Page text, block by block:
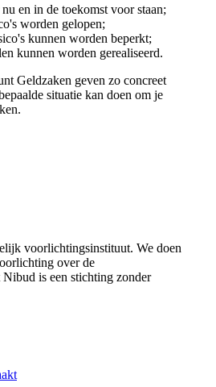
en in de toekomst voor staan;
worden gelopen;
kunnen worden beperkt;
kunnen worden gerealiseerd.
Geldzaken geven zo concreet
situatie kan doen om je
voorlichtingsinstituut. We doen
over de
is een stichting zonder